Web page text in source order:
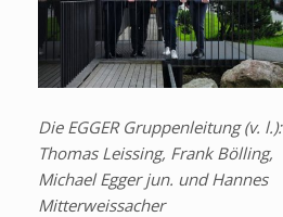
Die EGGER Gruppenleitung (v. l.):
Thomas Leissing, Frank Bölling,
Michael Egger jun. und Hannes
Mitterweissacher